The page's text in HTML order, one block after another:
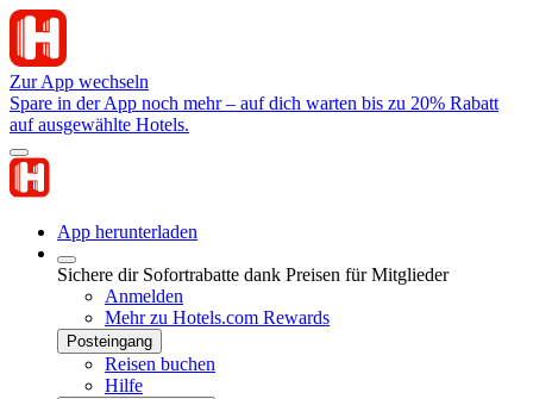
Zur App wechseln
Spare in der App noch mehr – auf dich warten bis zu 20% Rabatt
auf ausgewählte Hotels.
App herunterladen
Sichere dir Sofortrabatte dank Preisen für Mitglieder
Anmelden
Mehr zu Hotels.com Rewards
Posteingang
Reisen buchen
Hilfe